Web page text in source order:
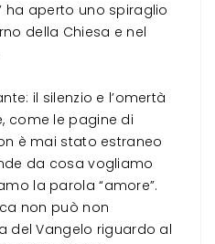
ha aperto uno spiraglio
della Chiesa e nel
il silenzio e l’omertà
come le pagine di
è mai stato estraneo
da cosa vogliamo
la parola “amore”.
non può non
del Vangelo riguardo al